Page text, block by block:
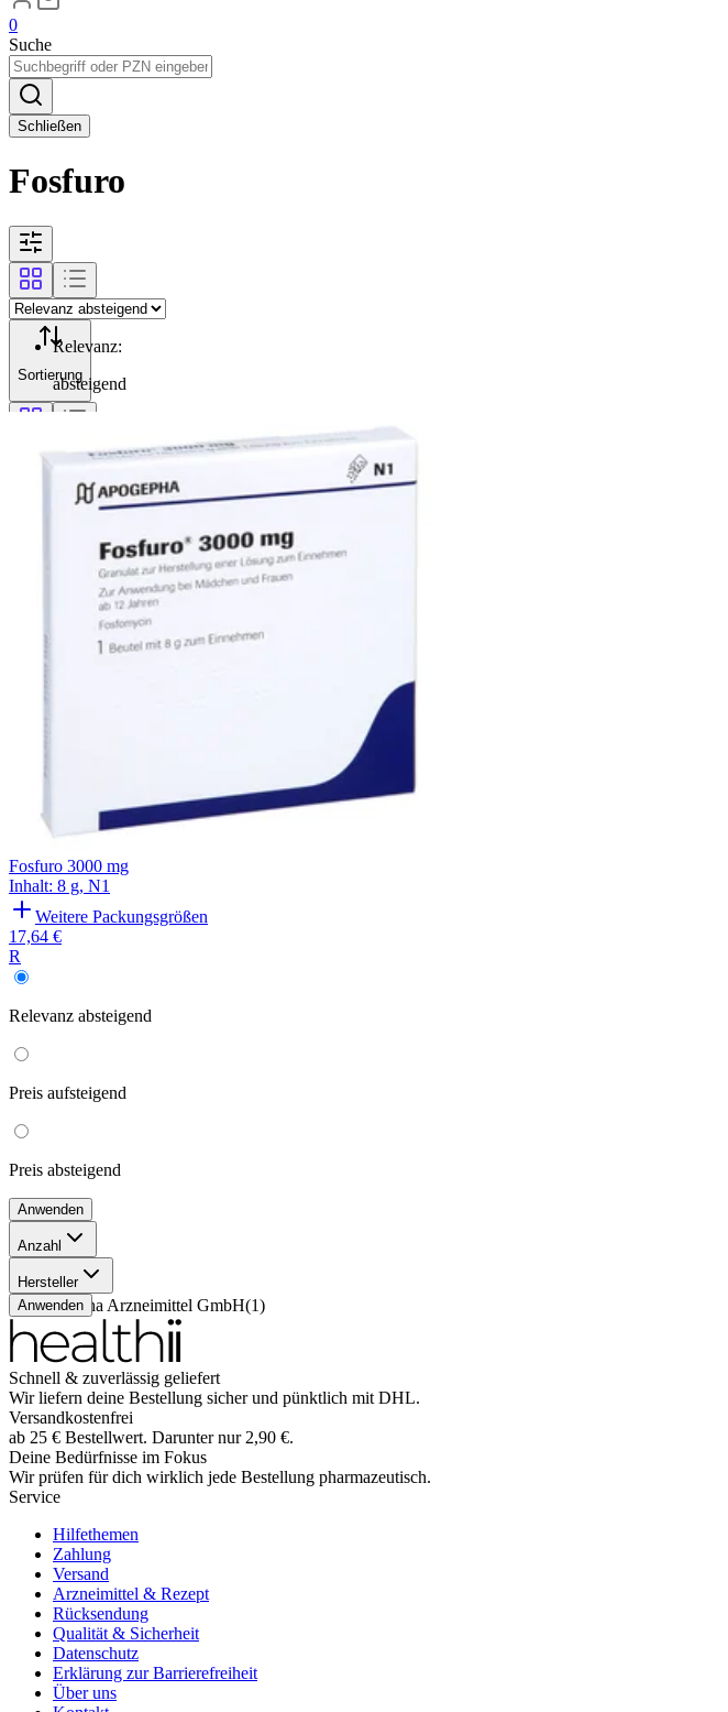
0
Suche
Schließen
Fosfuro
Sortierung
Relevanz:
absteigend
Fosfuro 3000 mg
Inhalt: 8 g, N1
Weitere Packungsgrößen
17,64 €
R
Relevanz absteigend
Preis aufsteigend
Preis absteigend
Anwenden
Anzahl
Hersteller
Apogepha Arzneimittel GmbH(1)
Anwenden
Schnell & zuverlässig geliefert
Wir liefern deine Bestellung sicher und pünktlich mit DHL.
Versandkostenfrei
ab 25 € Bestellwert. Darunter nur 2,90 €.
Deine Bedürfnisse im Fokus
Wir prüfen für dich wirklich jede Bestellung pharmazeutisch.
Service
Hilfethemen
Zahlung
Versand
Arzneimittel & Rezept
Rücksendung
Qualität & Sicherheit
Datenschutz
Erklärung zur Barrierefreiheit
Über uns